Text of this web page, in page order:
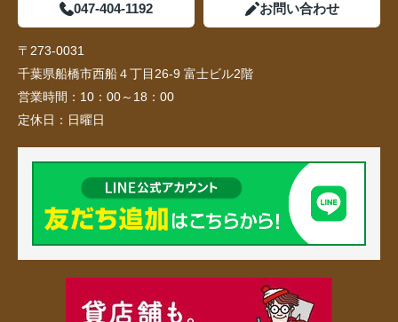
047-404-1192 お問い合わせ
〒273-0031
千葉県船橋市西船４丁目26-9 富士ビル2階
営業時間： 10：00～18：00
定休日： 日曜日